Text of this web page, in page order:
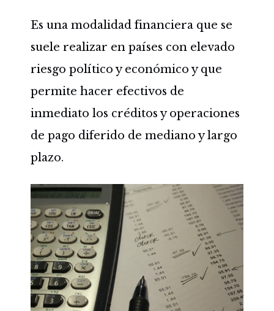
Es una modalidad financiera que se
suele realizar en países con elevado
riesgo político y económico y que
permite hacer efectivos de
inmediato los créditos y operaciones
de pago diferido de mediano y largo
plazo.